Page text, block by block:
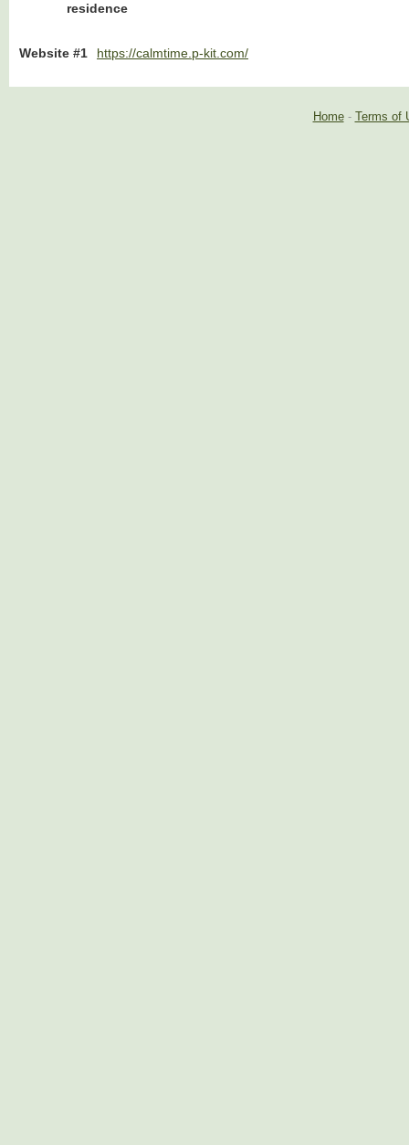
residence
Website #1 https://calmtime.p-kit.com/
Home- Terms of